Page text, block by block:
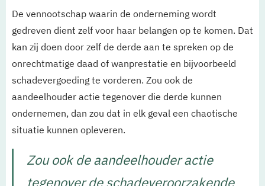
De vennootschap waarin de onderneming wordt
gedreven dient zelf voor haar belangen op te komen. Dat
kan zij doen door zelf de derde aan te spreken op de
onrechtmatige daad of wanprestatie en bijvoorbeeld
schadevergoeding te vorderen. Zou ook de
aandeelhouder actie tegenover die derde kunnen
ondernemen, dan zou dat in elk geval een chaotische
situatie kunnen opleveren.
Zou ook de aandeelhouder actie
tegenover de schadeveroorzakende